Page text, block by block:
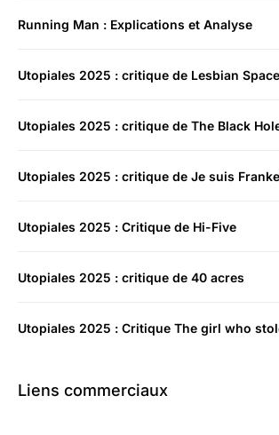
Running Man : Explications et Analyse
Utopiales 2025 : critique de Lesbian
Utopiales 2025 : critique de The Black
Utopiales 2025 : critique de Je suis
Utopiales 2025 : Critique de Hi-Five
Utopiales 2025 : critique de 40 acres
Utopiales 2025 : Critique The girl who
Liens commerciaux